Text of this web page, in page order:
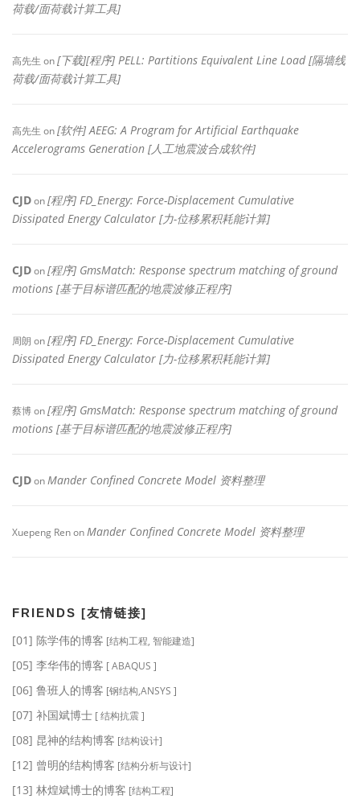
荷载/面荷载计算工具]
高先生 on[下载][程序] PELL: Partitions Equivalent Line Load [隔墙线
荷载/面荷载计算工具]
高先生 on[软件] AEEG: A Program for Artificial Earthquake
Accelerograms Generation [人工地震波合成软件]
CJDon[程序] FD_Energy: Force-Displacement Cumulative
Dissipated Energy Calculator [力-位移累积耗能计算]
CJDon[程序] GmsMatch: Response spectrum matching of ground
motions [基于目标谱匹配的地震波修正程序]
周朗 on[程序] FD_Energy: Force-Displacement Cumulative
Dissipated Energy Calculator [力-位移累积耗能计算]
蔡博on[程序] GmsMatch: Response spectrum matching of ground
motions [基于目标谱匹配的地震波修正程序]
CJDonMander Confined Concrete Model 资料整理
Xuepeng RenonMander Confined Concrete Model 资料整理
FRIENDS [友情链接]
[01] 陈学伟的博客 [结构工程, 智能建造]
[05] 李华伟的博客 [ ABAQUS ]
[06] 鲁班人的博客 [钢结构,ANSYS ]
[07] 补国斌博士 [ 结构抗震 ]
[08] 昆神的结构博客 [结构设计]
[12] 曾明的结构博客 [结构分析与设计]
[13] 林煌斌博士的博客 [结构工程]